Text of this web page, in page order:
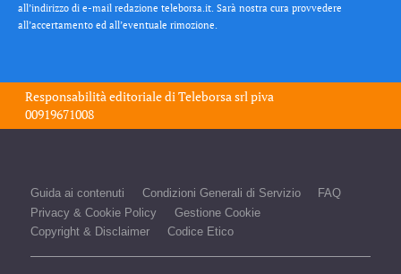
all’indirizzo di e-mail redazione teleborsa.it. Sarà nostra cura provvedere
all’accertamento ed all’eventuale rimozione.
Responsabilità editoriale diTeleborsa srlpiva
00919671008
Guida ai contenuti Condizioni Generali di Servizio
FAQ
Privacy & Cookie Policy
Gestione Cookie
Copyright & Disclaimer
Codice Etico